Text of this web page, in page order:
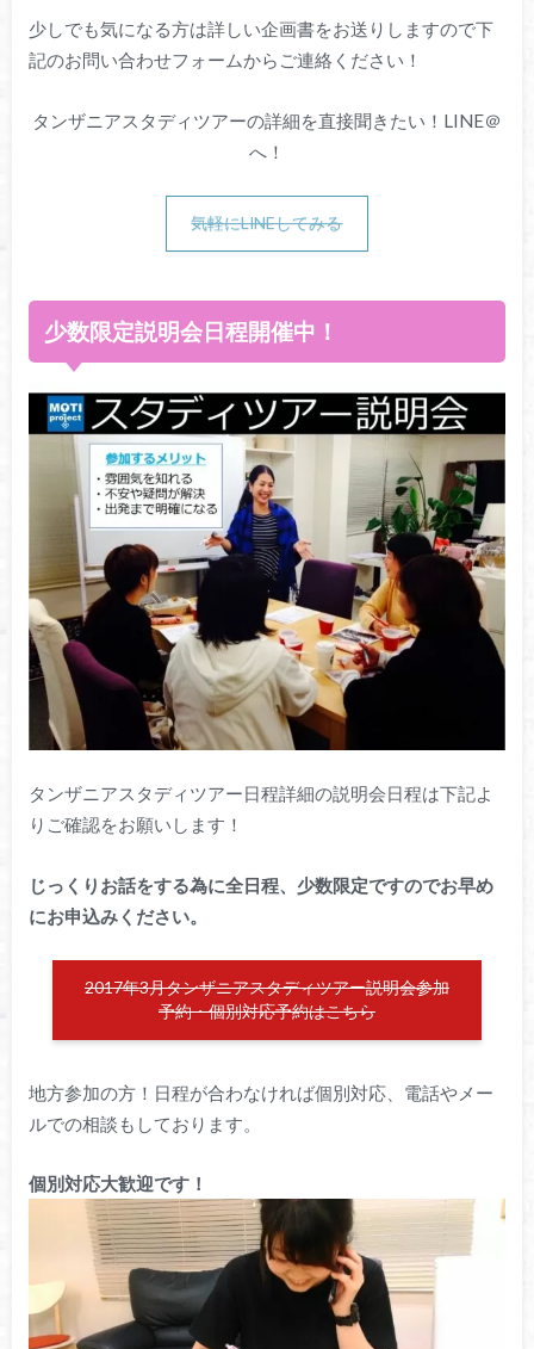
少しでも気になる方は詳しい企画書をお送りしますので下
記のお問い合わせフォームからご連絡ください！
タンザニアスタディツアーの詳細を直接聞きたい！LINE＠
へ！
気軽にLINEしてみる
少数限定説明会日程開催中！
タンザニアスタディツアー日程詳細の説明会日程は下記よ
りご確認をお願いします！
じっくりお話をする為に全日程、少数限定ですのでお早め
にお申込みください。
2017年3月タンザニアスタディツアー説明会参加
予約・個別対応予約はこちら
地方参加の方！日程が合わなければ個別対応、電話やメー
ルでの相談もしております。
個別対応大歓迎です！